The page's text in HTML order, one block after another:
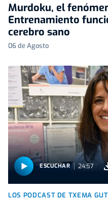
Murdoku, el
Entrenamiento
cerebro sano
06 de Agosto
ESCUCHAR 24:57
LOS PODCAST DE TXEMA